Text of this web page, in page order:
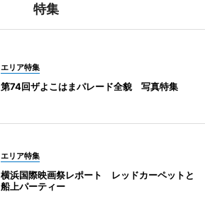
特集
エリア特集
第74回ザよこはまパレード全貌 写真特集
エリア特集
横浜国際映画祭レポート レッドカーペットと
船上パーティー